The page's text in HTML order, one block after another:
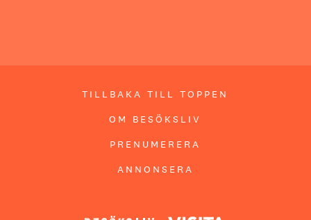
TILLBAKA TILL TOPPEN
OM BESÖKSLIV
PRENUMERERA
ANNONSERA